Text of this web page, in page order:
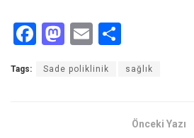
F
ce
M
st
E
ail
ar
Tags: Sade poliklinik sağlık
Önceki Yazı